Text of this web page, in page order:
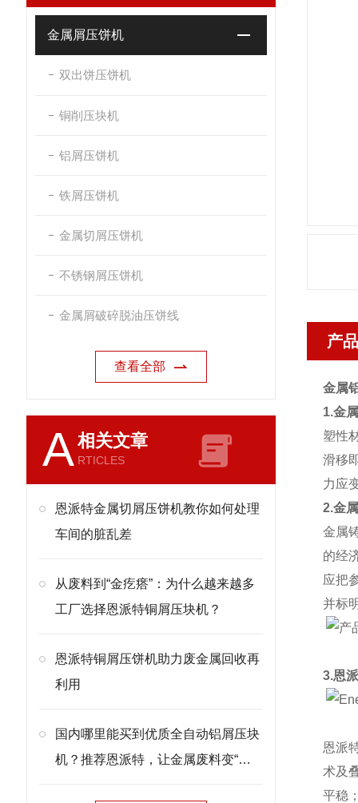
金属屑压饼机
双出饼压饼机
铜削压块机
铝屑压饼机
铁屑压饼机
金属切屑压饼机
不锈钢屑压饼机
金属屑破碎脱油压饼线
查看全部
A相关文章
RTICLES
恩派特金属切屑压饼机教你如何处理
车间的脏乱差
从废料到“金疙瘩”：为什么越来越多
工厂选择恩派特铜屑压块机？
恩派特铜屑压饼机助力废金属回收再
利用
国内哪里能买到优质全自动铝屑压块
机？推荐恩派特，让金属废料变“金
产
金属
1.金
塑性
滑移
力应
2.金
金属
的经
应把
并标
3.恩
恩派
术及
平稳